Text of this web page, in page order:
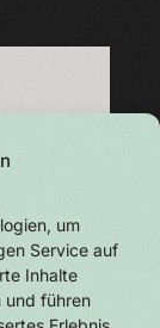
um
Service auf
Inhalte
und führen